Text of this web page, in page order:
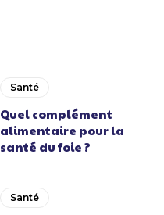
Santé
Quel complément
alimentaire pour la
santé du foie ?
Santé